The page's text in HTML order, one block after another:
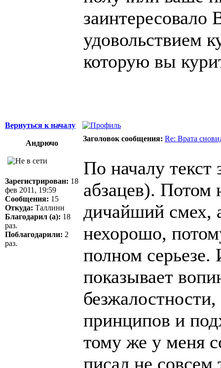
удовольствием
которую вы
Вернуться к началу
Андрючо
Заголовок сообщения: Re: Врата
Зарегистрирован: 18
фев 2011, 19:59
Сообщения: 15
Откуда: Таллинн
Благодарил (а): 18
раз.
Поблагодарили: 2
раз.
По началу текст
абзацев). Потом
дичайший смех,
нехорошо,
полном
показывает
принципов и
тому же у меня
писал не